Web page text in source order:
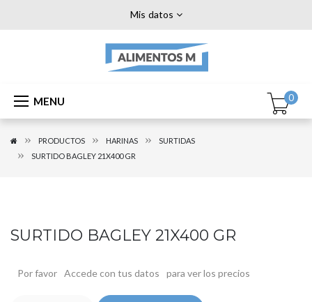
Mis datos
MENU 0
PRODUCTOS HARINAS
SURTIDAS
SURTIDO BAGLEY 21X400 GR
SURTIDO BAGLEY 21X400 GR
Por favor Accede con tus datos para ver los precios